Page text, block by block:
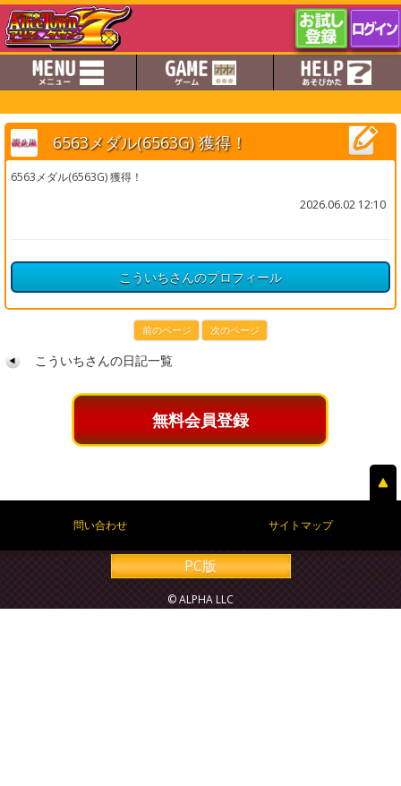
6563メダル(6563G) 獲得！
6563メダル(6563G) 獲得！
2026.06.02 12:10
こういちさんのプロフィール
前のページ 次のページ
こういちさんの日記一覧
無料会員登録
問い合わせ サイトマップ
PC版
© ALPHA LLC